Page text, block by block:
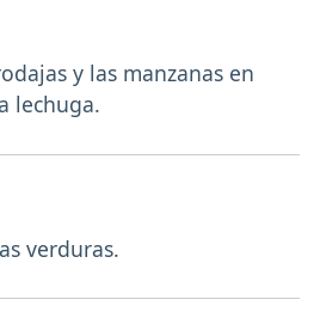
y las manzanas en
lechuga.
verduras.